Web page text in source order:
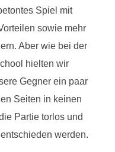
Spiel mit
sowie mehr
Aber wie bei der
hielten wir
Gegner ein paar
Seiten in keinen
Partie torlos und
werden.